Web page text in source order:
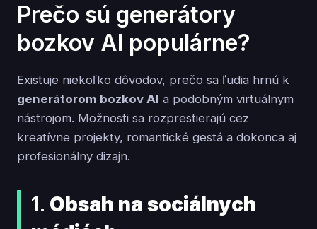
Prečo sú generátory
bozkov AI populárne?
Existuje niekoľko dôvodov, prečo sa ľudia hrnú k
generátorom bozkov AI a podobným virtuálnym
nástrojom. Možnosti sa rozprestierajú cez
kreatívne projekty, romantické gestá a dokonca aj
profesionálny dizajn.
1. Obsah na sociálnych